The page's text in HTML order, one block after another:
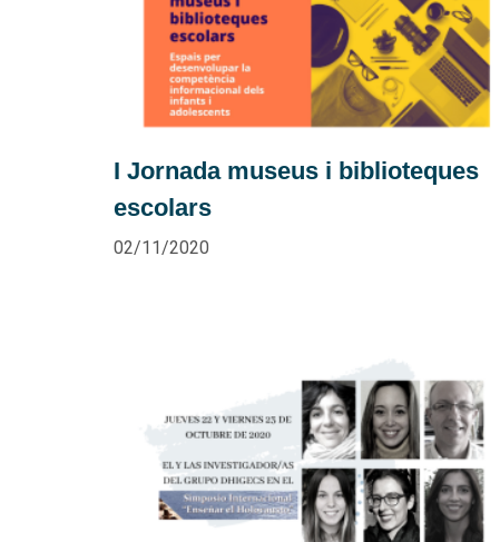
I Jornada museus i biblioteques
escolars
02/11/2020